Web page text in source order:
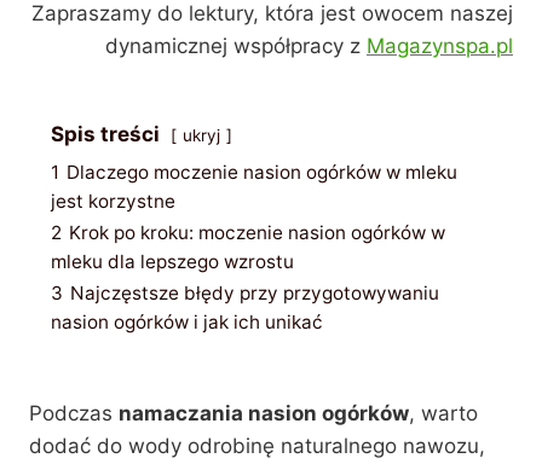
Zapraszamy do lektury, która jest owocem naszej
dynamicznej współpracy z Magazynspa.pl
Spis treści ukryj
1 Dlaczego moczenie nasion ogórków w mleku
jest korzystne
2 Krok po kroku: moczenie nasion ogórków w
mleku dla lepszego wzrostu
3 Najczęstsze błędy przy przygotowywaniu
nasion ogórków i jak ich unikać
Podczas namaczania nasion ogórków, warto
dodać do wody odrobinę naturalnego nawozu,